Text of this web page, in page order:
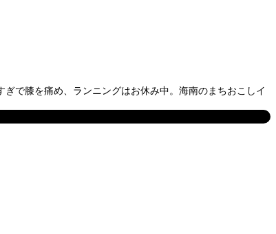
で膝を痛め、ランニングはお休み中。海南のまちおこしイ